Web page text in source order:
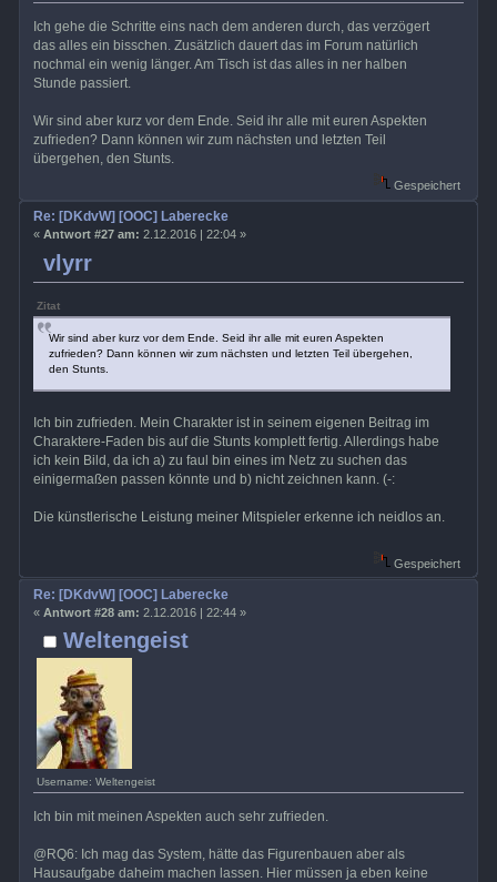
Ich gehe die Schritte eins nach dem anderen durch, das verzögert
das alles ein bisschen. Zusätzlich dauert das im Forum natürlich
nochmal ein wenig länger. Am Tisch ist das alles in ner halben
Stunde passiert.
Wir sind aber kurz vor dem Ende. Seid ihr alle mit euren Aspekten
zufrieden? Dann können wir zum nächsten und letzten Teil
übergehen, den Stunts.
Gespeichert
vlyrr
Re: [DKdvW] [OOC] Laberecke
« Antwort #27 am: 2.12.2016 | 22:04 »
Zitat
Wir sind aber kurz vor dem Ende. Seid ihr alle mit euren Aspekten
zufrieden? Dann können wir zum nächsten und letzten Teil übergehen,
den Stunts.
Ich bin zufrieden. Mein Charakter ist in seinem eigenen Beitrag im
Charaktere-Faden bis auf die Stunts komplett fertig. Allerdings habe
ich kein Bild, da ich a) zu faul bin eines im Netz zu suchen das
einigermaßen passen könnte und b) nicht zeichnen kann. (-:
Die künstlerische Leistung meiner Mitspieler erkenne ich neidlos an.
Gespeichert
Weltengeist
Username: Weltengeist
Re: [DKdvW] [OOC] Laberecke
« Antwort #28 am: 2.12.2016 | 22:44 »
Ich bin mit meinen Aspekten auch sehr zufrieden.
@RQ6: Ich mag das System, hätte das Figurenbauen aber als
Hausaufgabe daheim machen lassen. Hier müssen ja eben keine